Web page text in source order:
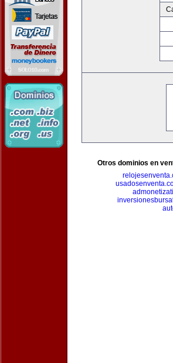
Otros dominios en